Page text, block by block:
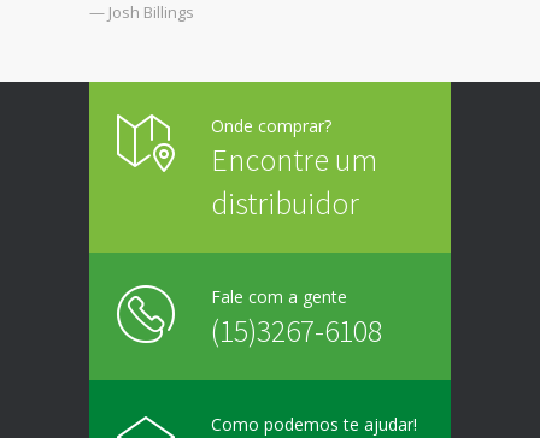
— Josh Billings
Onde comprar?
Encontre um
distribuidor
Fale com a gente
(15)3267-6108
Como podemos te ajudar!